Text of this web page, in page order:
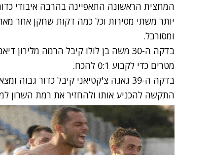
המחצית הראשונה התאפיינה בהרבה איבודי
יותר משתי מסירות וכל כמה דקות שחקן אחר
ומסורבל.
מטרים כדי לקבוע 0:1 להכח.
בדקה ה-39 גאגה צ'קטיאני קיבל כדור
התקשה להכניע אותו ולהחזיר את רמת השרון